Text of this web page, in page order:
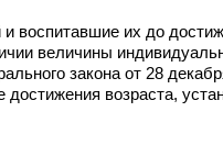
их до
величины
закона от 28
возраста,